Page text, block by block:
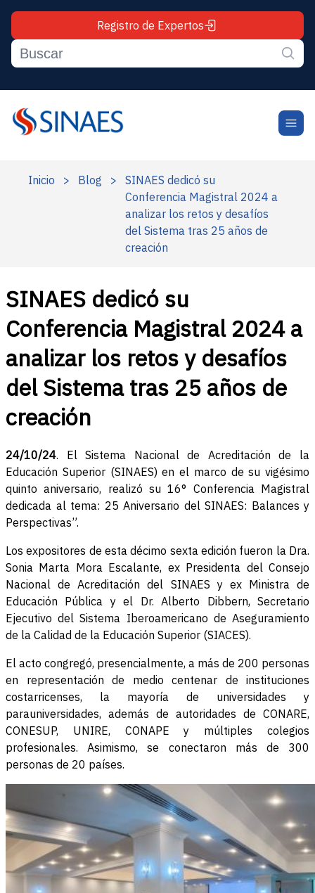
Registro de Expertos
Inicio > Blog >
SINAES dedicó su
Conferencia Magistral 2024 a
analizar los retos y desafíos
del Sistema tras 25 años de
creación
SINAES dedicó su
Conferencia Magistral 2024 a
analizar los retos y desafíos
del Sistema tras 25 años de
creación
24/10/24. El Sistema Nacional de Acreditación de la
Educación Superior (SINAES) en el marco de su vigésimo
quinto aniversario, realizó su 16° Conferencia Magistral
dedicada al tema: 25 Aniversario del SINAES: Balances y
Perspectivas”.
Los expositores de esta décimo sexta edición fueron la Dra.
Sonia Marta Mora Escalante, ex Presidenta del Consejo
Nacional de Acreditación del SINAES y ex Ministra de
Educación Pública y el Dr. Alberto Dibbern, Secretario
Ejecutivo del Sistema Iberoamericano de Aseguramiento
de la Calidad de la Educación Superior (SIACES).
El acto congregó, presencialmente, a más de 200 personas
en representación de medio centenar de instituciones
costarricenses, la mayoría de universidades y
parauniversidades, además de autoridades de CONARE,
CONESUP, UNIRE, CONAPE y múltiples colegios
profesionales. Asimismo, se conectaron más de 300
personas de 20 países.